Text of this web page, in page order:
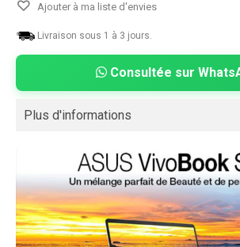
Ajouter à ma liste d'envies
Livraison sous 1 à 3 jours.
Consultée sur
Plus d'informations